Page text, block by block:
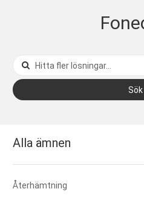
Sök
Alla ämnen
Återhämtning